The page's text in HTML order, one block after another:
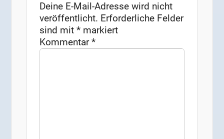
Deine E-Mail-Adresse wird nicht
veröffentlicht. Erforderliche Felder
sind mit* markiert
Kommentar*